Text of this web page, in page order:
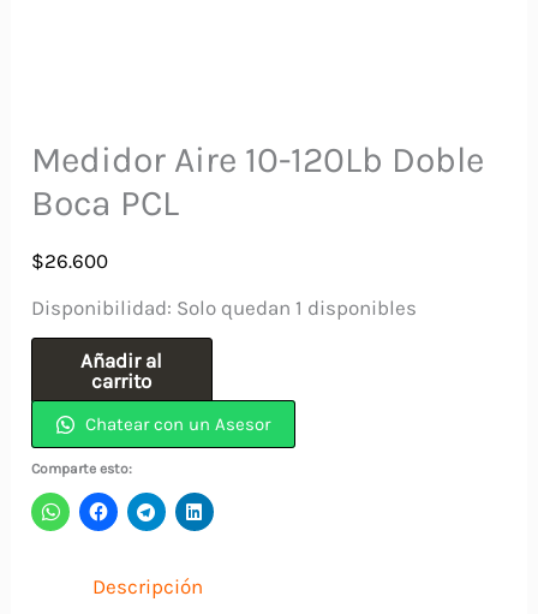
Medidor Aire 10-120Lb Doble
Boca PCL
$26.600
Disponibilidad: Solo quedan 1 disponibles
Medidor
10-
120Lb
Doble
Añadir al
carrito
Chatear con un Asesor
Comparte esto:
Descripción